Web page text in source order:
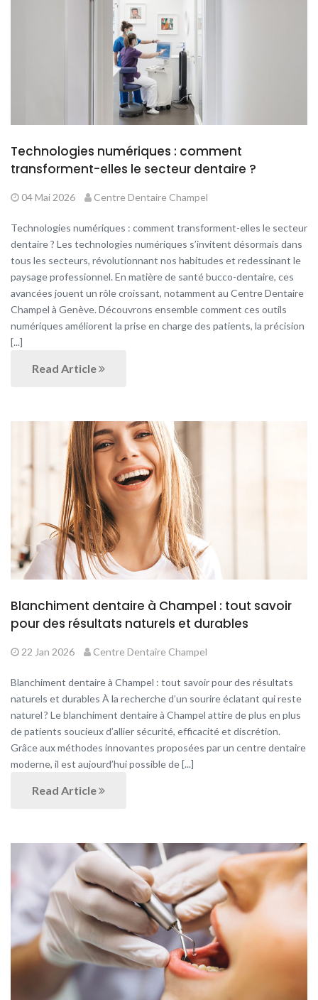
Technologies numériques : comment
transforment-elles le secteur dentaire ?
04 Mai 2026 Centre Dentaire Champel
Technologies numériques : comment transforment-elles le secteur
dentaire ? Les technologies numériques s’invitent désormais dans
tous les secteurs, révolutionnant nos habitudes et redessinant le
paysage professionnel. En matière de santé bucco-dentaire, ces
avancées jouent un rôle croissant, notamment au Centre Dentaire
Champel à Genève. Découvrons ensemble comment ces outils
numériques améliorent la prise en charge des patients, la précision
[...]
Read Article
Blanchiment dentaire à Champel : tout savoir
pour des résultats naturels et durables
22 Jan 2026 Centre Dentaire Champel
Blanchiment dentaire à Champel : tout savoir pour des résultats
naturels et durables À la recherche d’un sourire éclatant qui reste
naturel ? Le blanchiment dentaire à Champel attire de plus en plus
de patients soucieux d’allier sécurité, efficacité et discrétion.
Grâce aux méthodes innovantes proposées par un centre dentaire
moderne, il est aujourd’hui possible de [...]
Read Article